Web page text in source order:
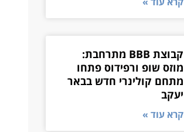
קבוצת BBB מתרחבת:
מוזס שופ ורפידוס פתחו
מתחם קולינרי חדש בבאר
יעקב
קרא עוד »